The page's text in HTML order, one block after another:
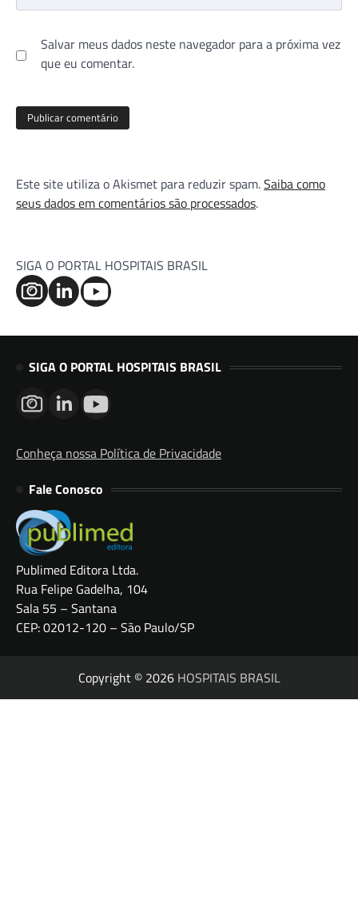
Salvar meus dados neste navegador para a próxima vez
que eu comentar.
Este site utiliza o Akismet para reduzir spam.Saiba como
seus dados em comentários são processados.
SIGA O PORTAL HOSPITAIS BRASIL
SIGA O PORTAL HOSPITAIS BRASIL
Conheça nossa Política de Privacidade
Fale Conosco
Publimed Editora Ltda.
Rua Felipe Gadelha, 104
Sala 55 – Santana
CEP: 02012-120 – São Paulo/SP
Copyright © 2026 HOSPITAIS BRASIL